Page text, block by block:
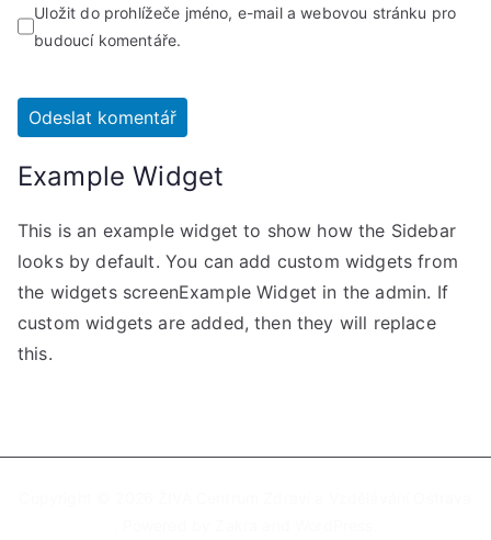
Uložit do prohlížeče jméno, e-mail a webovou stránku pro
budoucí komentáře.
Example Widget
This is an example widget to show how the Sidebar
looks by default. You can add custom widgets from
the widgets screenExample Widget in the admin. If
custom widgets are added, then they will replace
this.